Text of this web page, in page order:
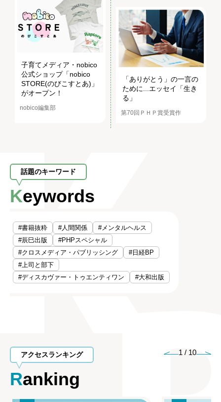
子育てメディア・nobico
公式ショップ「nobico
STORE(のびこすとあ)」
がオープン！
nobico編集部
「ありがとう」の一言の
ために...エッセイ「生き
る」
第70回ＰＨＰ賞受賞作
話題のキーワード
Keywords
#書籍抜粋 #人間関係
#メンタルヘルス
#辰巳出版
#PHPスペシャル
#クロスメディア・パブリッシング
#日経BP
#上司と部下
#ディスカヴァー・トゥエンティワン
#大和出版
アクセスランキング
Ranking
1 / 10